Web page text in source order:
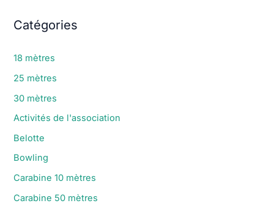
Catégories
18 mètres
25 mètres
30 mètres
Activités de l'association
Belotte
Bowling
Carabine 10 mètres
Carabine 50 mètres